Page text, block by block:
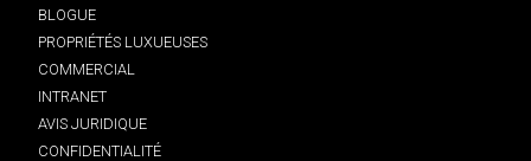
BLOGUE
PROPRIÉTÉS LUXUEUSES
COMMERCIAL
INTRANET
AVIS JURIDIQUE
CONFIDENTIALITÉ